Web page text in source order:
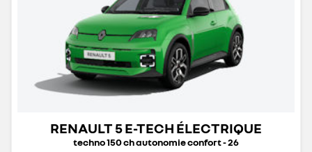
RENAULT 5 E-TECH ÉLECTRIQUE
techno 150 ch autonomie confort - 26